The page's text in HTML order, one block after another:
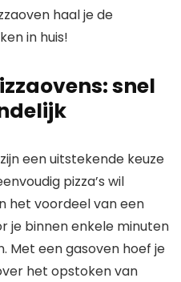
haal je de
in huis!
snel
een uitstekende keuze
pizza’s wil
het voordeel van een
je binnen enkele minuten
Met een gasoven hoef je
het opstoken van